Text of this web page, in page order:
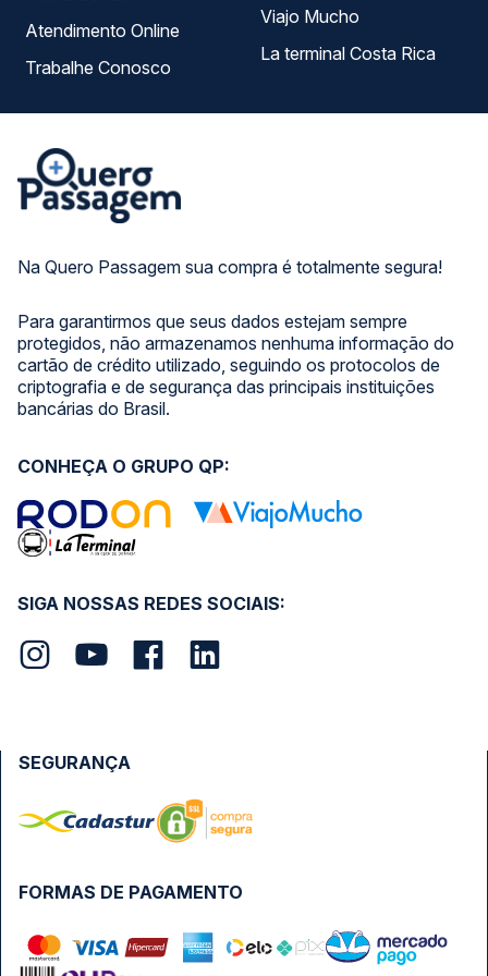
Na Quero Passagem sua compra é totalmente segura!
Para garantirmos que seus dados estejam sempre
protegidos, não armazenamos nenhuma informação do
cartão de crédito utilizado, seguindo os protocolos de
criptografia e de segurança das principais instituições
bancárias do Brasil.
Atendimento Online
Trabalhe Conosco
Viajo Mucho
La terminal Costa Rica
SIGA NOSSAS REDES SOCIAIS:
CONHEÇA O GRUPO QP:
FORMAS DE PAGAMENTO
SEGURANÇA